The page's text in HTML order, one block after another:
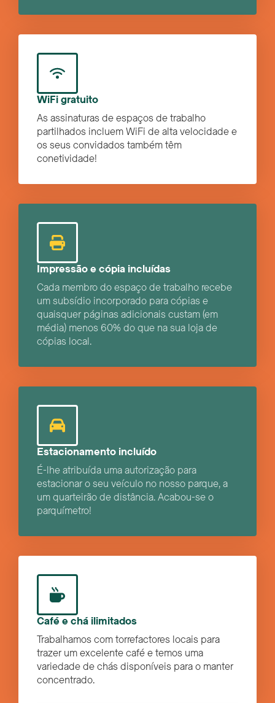
WiFi gratuito
As assinaturas de espaços de trabalho
partilhados incluem WiFi de alta velocidade e
os seus convidados também têm
conetividade!
Impressão e cópia incluídas
Cada membro do espaço de trabalho recebe
um subsídio incorporado para cópias e
quaisquer páginas adicionais custam (em
média) menos 60% do que na sua loja de
cópias local.
Estacionamento incluído
É-lhe atribuída uma autorização para
estacionar o seu veículo no nosso parque, a
um quarteirão de distância. Acabou-se o
parquímetro!
Café e chá ilimitados
Trabalhamos com torrefactores locais para
trazer um excelente café e temos uma
variedade de chás disponíveis para o manter
concentrado.